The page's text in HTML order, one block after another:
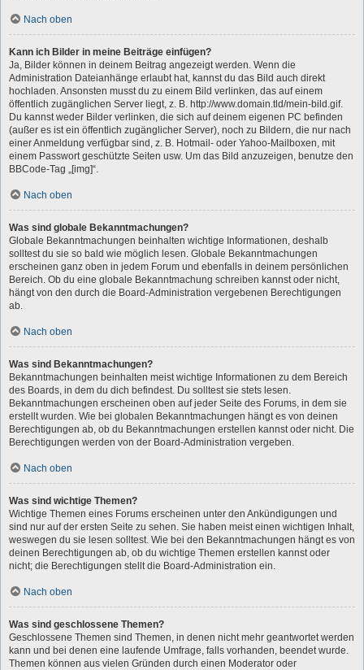
Nach oben
Kann ich Bilder in meine Beiträge einfügen?
Ja, Bilder können in deinem Beitrag angezeigt werden. Wenn die
Administration Dateianhänge erlaubt hat, kannst du das Bild auch direkt
hochladen. Ansonsten musst du zu einem Bild verlinken, das auf einem
öffentlich zugänglichen Server liegt, z. B. http://www.domain.tld/mein-bild.gif.
Du kannst weder Bilder verlinken, die sich auf deinem eigenen PC befinden
(außer es ist ein öffentlich zugänglicher Server), noch zu Bildern, die nur nach
einer Anmeldung verfügbar sind, z. B. Hotmail- oder Yahoo-Mailboxen, mit
einem Passwort geschützte Seiten usw. Um das Bild anzuzeigen, benutze den
BBCode-Tag „[img]“.
Nach oben
Was sind globale Bekanntmachungen?
Globale Bekanntmachungen beinhalten wichtige Informationen, deshalb
solltest du sie so bald wie möglich lesen. Globale Bekanntmachungen
erscheinen ganz oben in jedem Forum und ebenfalls in deinem persönlichen
Bereich. Ob du eine globale Bekanntmachung schreiben kannst oder nicht,
hängt von den durch die Board-Administration vergebenen Berechtigungen
ab.
Nach oben
Was sind Bekanntmachungen?
Bekanntmachungen beinhalten meist wichtige Informationen zu dem Bereich
des Boards, in dem du dich befindest. Du solltest sie stets lesen.
Bekanntmachungen erscheinen oben auf jeder Seite des Forums, in dem sie
erstellt wurden. Wie bei globalen Bekanntmachungen hängt es von deinen
Berechtigungen ab, ob du Bekanntmachungen erstellen kannst oder nicht. Die
Berechtigungen werden von der Board-Administration vergeben.
Nach oben
Was sind wichtige Themen?
Wichtige Themen eines Forums erscheinen unter den Ankündigungen und
sind nur auf der ersten Seite zu sehen. Sie haben meist einen wichtigen Inhalt,
weswegen du sie lesen solltest. Wie bei den Bekanntmachungen hängt es von
deinen Berechtigungen ab, ob du wichtige Themen erstellen kannst oder
nicht; die Berechtigungen stellt die Board-Administration ein.
Nach oben
Was sind geschlossene Themen?
Geschlossene Themen sind Themen, in denen nicht mehr geantwortet werden
kann und bei denen eine laufende Umfrage, falls vorhanden, beendet wurde.
Themen können aus vielen Gründen durch einen Moderator oder